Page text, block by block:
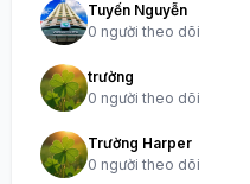
Tuyến Nguyễn
0 người theo dõi
trường
0 người theo dõi
Trường Harper
0 người theo dõi